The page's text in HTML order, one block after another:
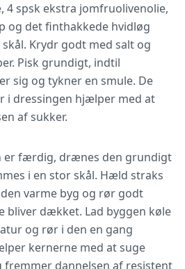
4 spsk ekstra jomfruolivenolie,
og det finthakkede hvidløg
Krydr godt med salt og
Pisk grundigt, indtil
sig og tykner en smule. De
i dressingen hjælper med at
af sukker.
er færdig, drænes den grundigt
i en stor skål. Hæld straks
varme byg og rør godt
bliver dækket. Lad byggen køle
og rør i den en gang
kernerne med at suge
fremmer dannelsen af resistent